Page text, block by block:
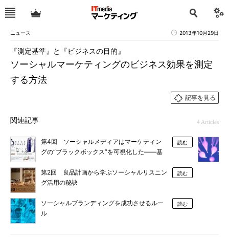
ニュース 2013年10月29日
ソーシャルマーケティングのビジネス効果を測定
する方法
『測定基準』と『ビジネスの目的』
記事を見る
関連記事 4 Articles
第4回 ソーシャルメディアはマーケティン
グの“ブラックボックス”を可視化した――基
に学ぶ
読む
第2回 良品計画から学ぶソーシャルリスニン
グ活用の秘訣
読む
ソーシャルブランディングを成功させるルー
ル
読む